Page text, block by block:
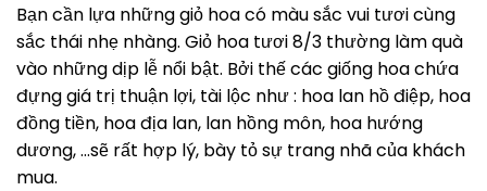
Bạn cần lựa những giỏ hoa có màu sắc vui tươi cùng
sắc thái nhẹ nhàng. Giỏ hoa tươi 8/3 thường làm quà
vào những dịp lễ nổi bật. Bởi thế các giống hoa chứa
đựng giá trị thuận lợi, tài lộc như : hoa lan hồ điệp, hoa
đồng tiền, hoa địa lan, lan hồng môn, hoa hướng
dương, …sẽ rất hợp lý, bày tỏ sự trang nhã của khách
mua.